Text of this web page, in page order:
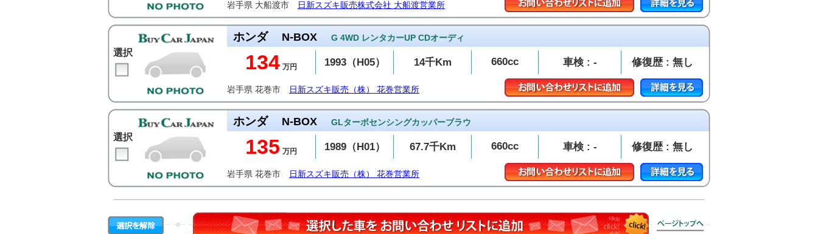
岩手県 大船渡市 日新スズキ販売株式会社 大船渡営業所
選択
ホンダ N-BOX G 4WD レンタカーUP CDオーディ
134 万円 1993（H05） 14千Km 660cc 車検 : - 修復歴 : 無し
岩手県 花巻市 日新スズキ販売（株） 花巻営業所
選択
ホンダ N-BOX GLターボセンシングカッパーブラウ
135 万円 1989（H01） 67.7千Km 660cc 車検 : - 修復歴 : 無し
岩手県 花巻市 日新スズキ販売（株） 花巻営業所